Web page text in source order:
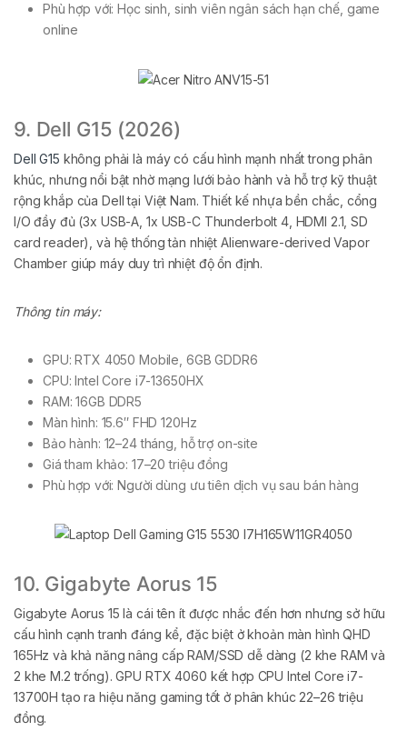
Phù hợp với: Học sinh, sinh viên ngân sách hạn chế, game
online
9. Dell G15 (2026)
Dell G15 không phải là máy có cấu hình mạnh nhất trong phân
khúc, nhưng nổi bật nhờ mạng lưới bảo hành và hỗ trợ kỹ thuật
rộng khắp của Dell tại Việt Nam. Thiết kế nhựa bền chắc, cổng
I/O đầy đủ (3x USB-A, 1x USB-C Thunderbolt 4, HDMI 2.1, SD
card reader), và hệ thống tản nhiệt Alienware-derived Vapor
Chamber giúp máy duy trì nhiệt độ ổn định.
Thông tin máy:
GPU: RTX 4050 Mobile, 6GB GDDR6
CPU: Intel Core i7-13650HX
RAM: 16GB DDR5
Màn hình: 15.6″ FHD 120Hz
Bảo hành: 12–24 tháng, hỗ trợ on-site
Giá tham khảo: 17–20 triệu đồng
Phù hợp với: Người dùng ưu tiên dịch vụ sau bán hàng
10. Gigabyte Aorus 15
Gigabyte Aorus 15 là cái tên ít được nhắc đến hơn nhưng sở hữu
cấu hình cạnh tranh đáng kể, đặc biệt ở khoản màn hình QHD
165Hz và khả năng nâng cấp RAM/SSD dễ dàng (2 khe RAM và
2 khe M.2 trống). GPU RTX 4060 kết hợp CPU Intel Core i7-
13700H tạo ra hiệu năng gaming tốt ở phân khúc 22–26 triệu
đồng.